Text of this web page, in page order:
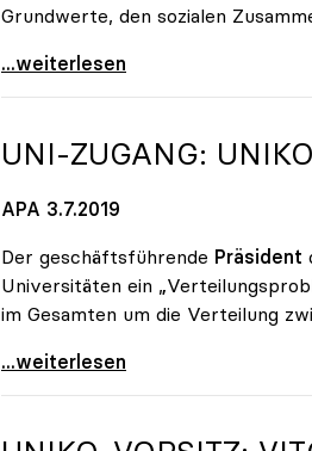
Grundwerte, den sozialen
10 Fragen zu Universitäten –
...weiterlesen
UNI-ZUGANG: UNIKO
APA 3.7.2019
Der geschäftsführende Präsident
Universitäten ein
im Gesamten um die Verteilung
Uni-Zugang: uniko ortet
...weiterlesen